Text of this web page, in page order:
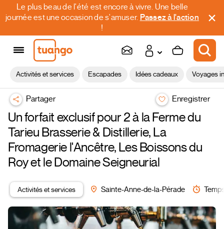
Le plus beau de l'été est encore à vivre. Une belle
journée est une occasion de s'amuser. Passez à l'action
!
Activités et services Escapades Idées cadeaux Voyages
Partager Enregistrer
Un forfait exclusif pour 2 à la Ferme du
Tarieu Brasserie & Distillerie, La
Fromagerie l'Ancêtre, Les Boissons du
Roy et le Domaine Seigneurial
Activités et services Sainte-Anne-de-la-Pérade